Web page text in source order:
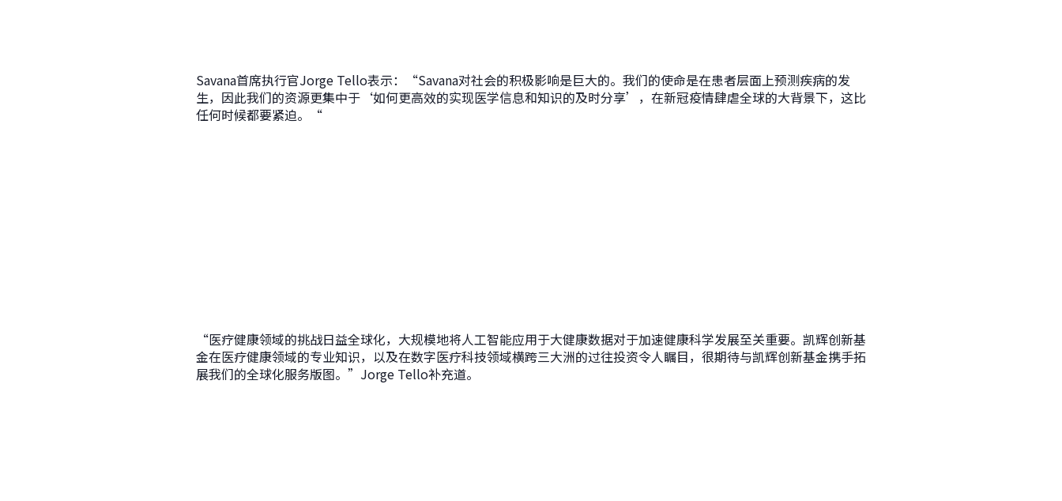
Savana首席执行官Jorge Tello表示：“Savana对社会的积极影响是巨大的。我们的使命是在患者层面上预测疾病的发
生，因此我们的资源更集中于‘如何更高效的实现医学信息和知识的及时分享’，在新冠疫情肆虐全球的大背景下，这比
任何时候都要紧迫。“
“医疗健康领域的挑战日益全球化，大规模地将人工智能应用于大健康数据对于加速健康科学发展至关重要。凯辉创新基
金在医疗健康领域的专业知识，以及在数字医疗科技领域横跨三大洲的过往投资令人瞩目，很期待与凯辉创新基金携手拓
展我们的全球化服务版图。”Jorge Tello补充道。